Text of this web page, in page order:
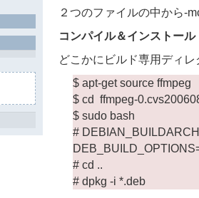
２つのファイルの中から-
コンパイル＆インストール
どこかにビルド専用ディ
$ apt-get source ffmpeg
$ cd ffmpeg-
$ sudo bash
#
# cd ..
# dpkg -i *.deb